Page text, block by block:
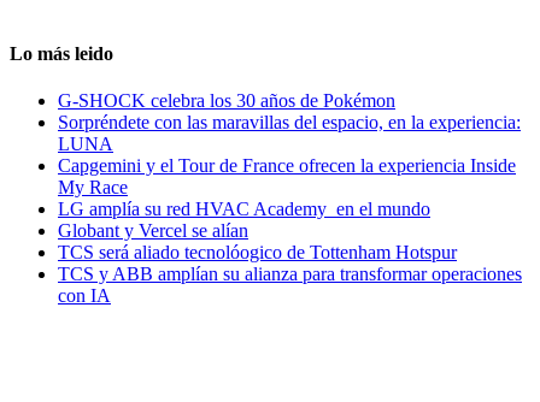
Lo más leido
G-SHOCK celebra los 30 años de Pokémon
Sorpréndete con las maravillas del espacio, en la experiencia:
LUNA
Capgemini y el Tour de France ofrecen la experiencia Inside
My Race
LG amplía su red HVAC Academy en el mundo
Globant y Vercel se alían
TCS será aliado tecnolóogico de Tottenham Hotspur
TCS y ABB amplían su alianza para transformar operaciones
con IA